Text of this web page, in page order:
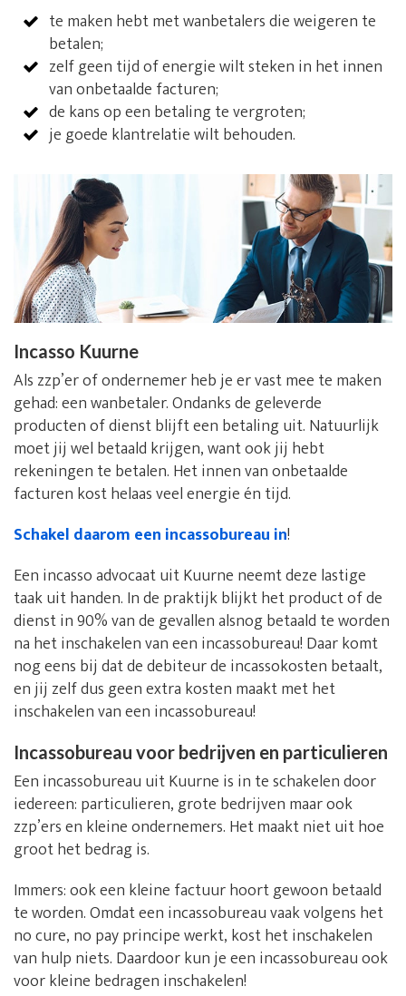
te maken hebt met wanbetalers die weigeren te
betalen;
zelf geen tijd of energie wilt steken in het innen
van onbetaalde facturen;
de kans op een betaling te vergroten;
je goede klantrelatie wilt behouden.
Incasso Kuurne
Als zzp’er of ondernemer heb je er vast mee te maken
gehad: een wanbetaler. Ondanks de geleverde
producten of dienst blijft een betaling uit. Natuurlijk
moet jij wel betaald krijgen, want ook jij hebt
rekeningen te betalen. Het innen van onbetaalde
facturen kost helaas veel energie én tijd.
Schakel daarom een incassobureau in!
Een incasso advocaat uit Kuurne neemt deze lastige
taak uit handen. In de praktijk blijkt het product of de
dienst in 90% van de gevallen alsnog betaald te worden
na het inschakelen van een incassobureau! Daar komt
nog eens bij dat de debiteur de incassokosten betaalt,
en jij zelf dus geen extra kosten maakt met het
inschakelen van een incassobureau!
Incassobureau voor bedrijven en particulieren
Een incassobureau uit Kuurne is in te schakelen door
iedereen: particulieren, grote bedrijven maar ook
zzp’ers en kleine ondernemers. Het maakt niet uit hoe
groot het bedrag is.
Immers: ook een kleine factuur hoort gewoon betaald
te worden. Omdat een incassobureau vaak volgens het
no cure, no pay principe werkt, kost het inschakelen
van hulp niets. Daardoor kun je een incassobureau ook
voor kleine bedragen inschakelen!